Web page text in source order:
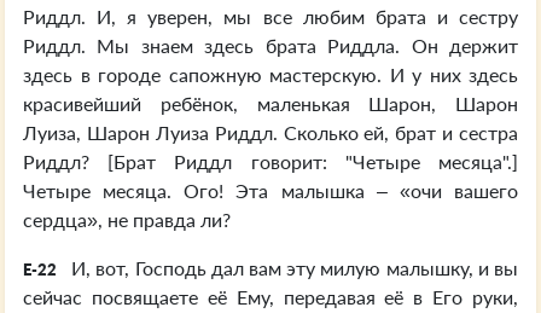
Риддл. И, я уверен, мы все любим брата и сестру
Риддл. Мы знаем здесь брата Риддла. Он держит
здесь в городе сапожную мастерскую. И у них здесь
красивейший ребёнок, маленькая Шарон, Шарон
Луиза, Шарон Луиза Риддл. Сколько ей, брат и сестра
Риддл? [Брат Риддл говорит: "Четыре месяца".]
Четыре месяца. Ого! Эта малышка – «очи вашего
сердца», не правда ли?
E-22
И, вот, Господь дал вам эту милую малышку, и вы
сейчас посвящаете её Ему, передавая её в Его руки,